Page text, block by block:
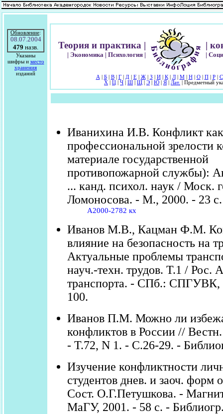
Обновление:
08.07.2004
479 назв.
Указаны
шифры и место
хранения
изданий
Теория и практика |
| Экономика | Психология |
|
|
А Б| В| Г| Д Е| Ж| З И| К| Л| М| Н| О| П| Р| С
Х
Ц Ч Ш Щ Э Ю Я Лат. | Предметный
Иванихина И.В. Конфликт
профессиональной зрелости
материале государственной
противопожарной службы):
... канд. психол. наук / Моск.
Ломоносова. - М., 2000. - 23 с.
А2000-2782 кх
Иванов М.В., Кацман Ф.М.
влияние на безопасность на
Актуальные проблемы
науч.-техн. трудов. Т.1 / Рос.
транспорта. - СПб.: СПГУВК,
100.
Иванов П.М. Можно ли
конфликтов в России //
- Т.72, N 1. - С.26-29. -
Изучение конфликтности
студентов днев. и заоч. форм
Сост. О.Г.Петушкова. -
МаГУ, 2001. - 58 с. -